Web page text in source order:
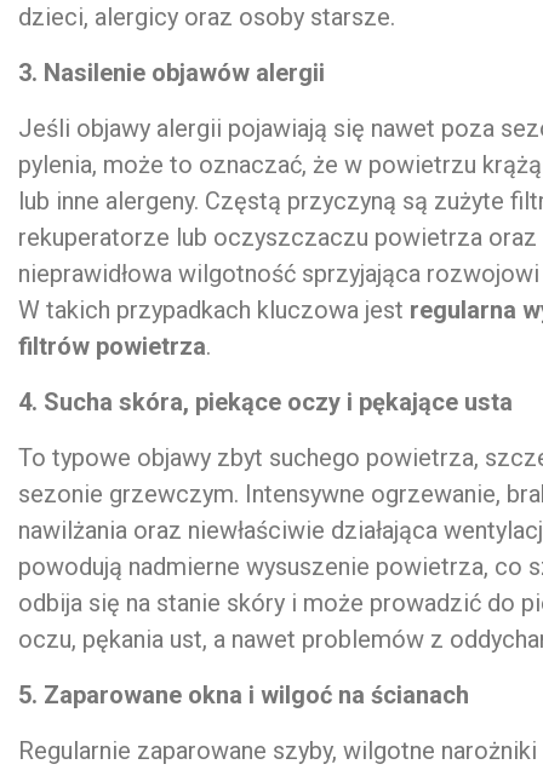
dzieci, alergicy oraz osoby starsze.
3. Nasilenie objawów alergii
Jeśli objawy alergii pojawiają się nawet poza
pylenia, może to oznaczać, że w powietrzu
lub inne alergeny. Częstą przyczyną są zużyte
rekuperatorze lub oczyszczaczu powietrza oraz
nieprawidłowa wilgotność sprzyjająca
W takich przypadkach kluczowa jest regularna
filtrów powietrza.
4. Sucha skóra, piekące oczy i pękające usta
To typowe objawy zbyt suchego powietrza,
sezonie grzewczym. Intensywne ogrzewanie,
nawilżania oraz niewłaściwie działająca
powodują nadmierne wysuszenie powietrza, co
odbija się na stanie skóry i może prowadzić do
oczu, pękania ust, a nawet problemów z
5. Zaparowane okna i wilgoć na ścianach
Regularnie zaparowane szyby, wilgotne